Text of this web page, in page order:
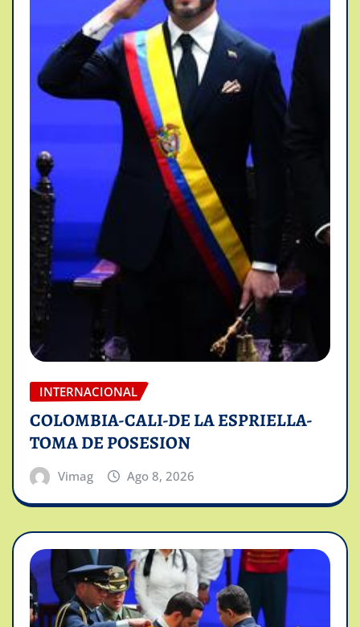
INTERNACIONAL
COLOMBIA-CALI-DE LA ESPRIELLA-
TOMA DE POSESION
Vimag Ago 8, 2026